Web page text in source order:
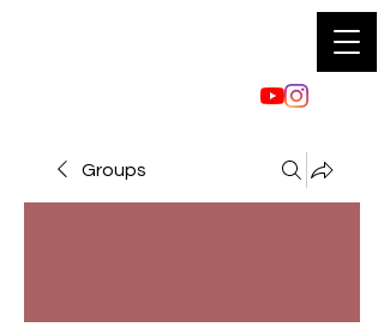
Groups